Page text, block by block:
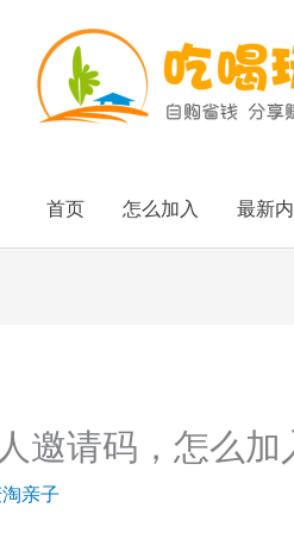
首页 怎么加入 最新
邀请码，怎么
亲子